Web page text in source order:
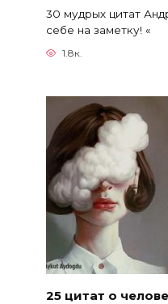
30 мудрых цитат
себе на заметку! «
1.8к.
25 цитат о